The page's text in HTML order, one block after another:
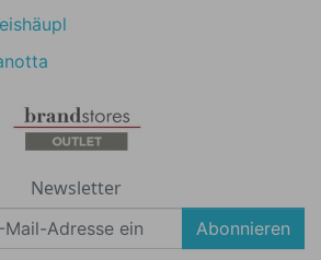
Newsletter
Abonnieren